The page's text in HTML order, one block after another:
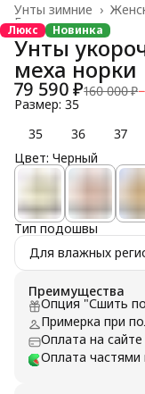
Унты зимние ›
Главная ›
Люкс Новинка
Унты
меха норки
79 590 ₽160 000 ₽−
Размер: 35
35
36 37
Цвет: Черный
Тип подошвы
Для влажных
Преимущества
Опция "Сшить
Примерка при
Оплата на
Оплата частями